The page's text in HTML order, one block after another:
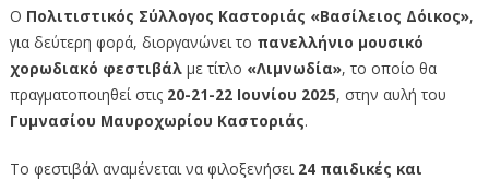
Ο Πολιτιστικός Σύλλογος Καστοριάς «Βασίλειος Δόικος»,
για δεύτερη φορά, διοργανώνει το πανελλήνιο μουσικό
χορωδιακό φεστιβάλμε τίτλο «Λιμνωδία», το οποίο θα
πραγματοποιηθεί στις 20-21-22 Ιουνίου 2025, στην αυλή του
Γυμνασίου Μαυροχωρίου Καστοριάς.
Το φεστιβάλ αναμένεται να φιλοξενήσει 24 παιδικές και